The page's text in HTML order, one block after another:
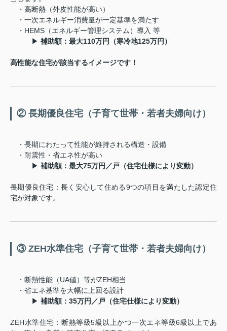
・高断熱（外皮性能が高い）
・一次エネルギー消費量が一定基準を満たす
・HEMS（エネルギー管理システム）導入 等
▶ 補助額：最大110万円（寒冷地125万円）
高性能な住宅が該当するイメージです！
② 長期優良住宅（子育て世帯・若者夫婦向け）
・長期にわたって性能が維持される構造・設備
・耐震性・省エネ性が高い
▶ 補助額：最大75万円／戸（住宅仕様により変動）
長期優良住宅：長く安心して住める9つの項目を満たした認定住
宅が対象です。
③ ZEH水準住宅（子育て世帯・若者夫婦向け）
・断熱性能（UA値）等がZEH相当
・省エネ基準を大幅に上回る設計
▶ 補助額：35万円／戸（住宅仕様により変動）
ZEH水準住宅：断熱等級5級以上かつ一次エネ等級6級以上であ